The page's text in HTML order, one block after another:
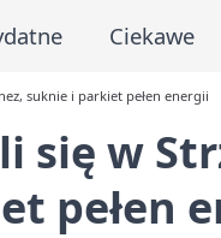
Ciekawe
suknie i parkiet pełen energii
się w
pełen